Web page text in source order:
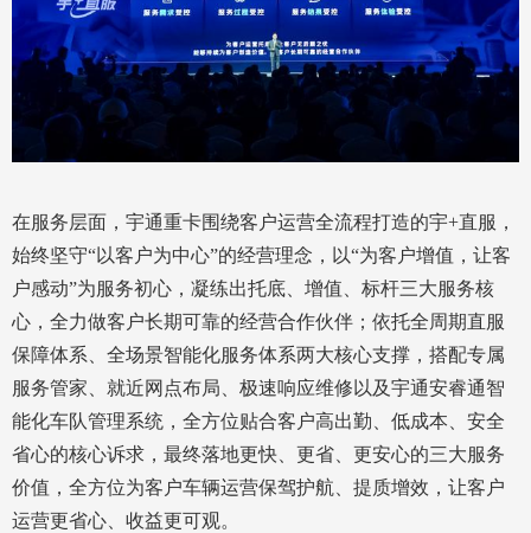
在服务层面，宇通重卡围绕客户运营全流程打造的宇+直服，
始终坚守“以客户为中心”的经营理念，以“为客户增值，让客
户感动”为服务初心，凝练出托底、增值、标杆三大服务核
心，全力做客户长期可靠的经营合作伙伴；依托全周期直服
保障体系、全场景智能化服务体系两大核心支撑，搭配专属
服务管家、就近网点布局、极速响应维修以及宇通安睿通智
能化车队管理系统，全方位贴合客户高出勤、低成本、安全
省心的核心诉求，最终落地更快、更省、更安心的三大服务
价值，全方位为客户车辆运营保驾护航、提质增效，让客户
运营更省心、收益更可观。